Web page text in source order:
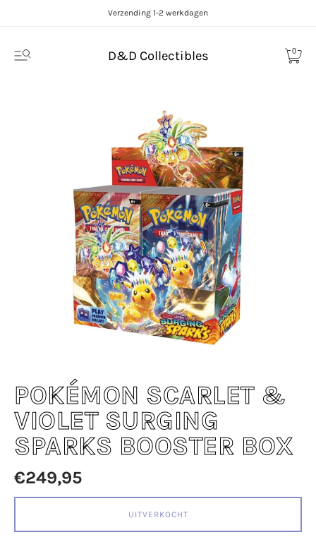
Verzending 1-2 werkdagen
D&D Collectibles 0
POKÉMON SCARLET &
VIOLET SURGING
SPARKS BOOSTER BOX
€249,95
UITVERKOCHT